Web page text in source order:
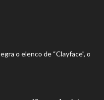
o elenco de “Clayface”, o